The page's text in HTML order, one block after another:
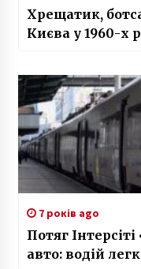
Хрещатик,
Києва у 1960-х
7 років ago
Потяг
авто: водій